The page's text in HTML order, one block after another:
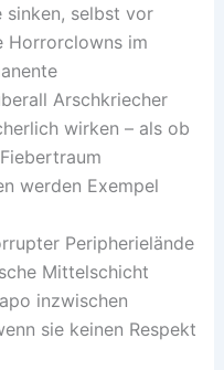
sinken, selbst vor
Horrorclowns im
Arschkriecher
wirken – als ob
werden Exempel
Peripherielände
Mittelschicht
inzwischen
sie keinen Respekt